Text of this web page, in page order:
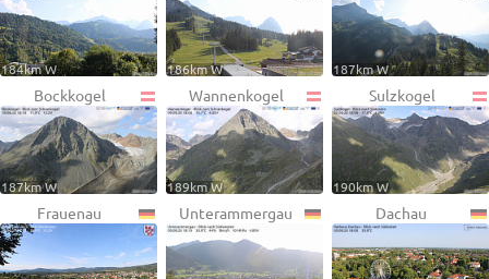
184km W 186km W 187km W
Bockkogel
187km W
Wannenkogel
189km W
Sulzkogel
190km W
Frauenau Unterammergau Dachau